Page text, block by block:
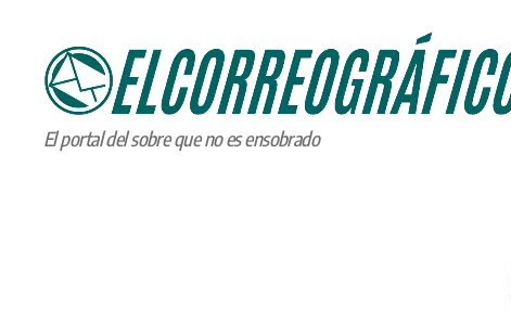
ELCORREOGRÁFICO
El portal del sobre que no es ensobrado